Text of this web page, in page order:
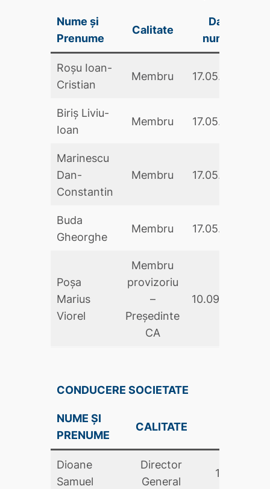
Nume și
Prenume
Calitate
Data
numirii
Roșu Ioan-
Cristian
Membru 17.05.2024
Biriș Liviu-
Ioan
Membru 17.05.2024
Marinescu
Dan-
Constantin
Membru 17.05.2024
Buda
Gheorghe
Membru 17.05.2024
Poşa
Marius
Viorel
Membru
provizoriu
–
Președinte
CA
10.09.2025
CONDUCERE SOCIETATE
NUME ȘI
PRENUME
CALITATE
Dioane
Samuel
Director
General
17.12.2025